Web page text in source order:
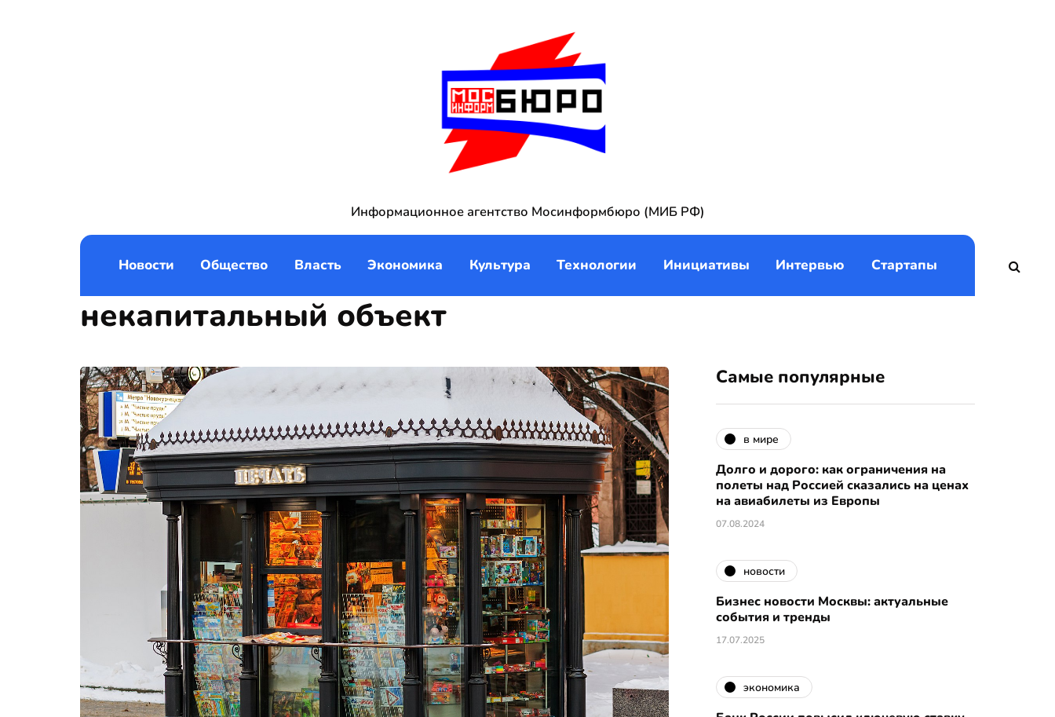
Информационное агентство Мосинформбюро (МИБ РФ)
Новости Общество Власть Экономика Культура Технологии Инициативы Интервью Стартапы
некапитальный объект
Самые популярные
в мире
Долго и дорого: как ограничения на
полеты над Россией сказались на ценах
на авиабилеты из Европы
07.08.2024
новости
Бизнес новости Москвы: актуальные
события и тренды
17.07.2025
экономика